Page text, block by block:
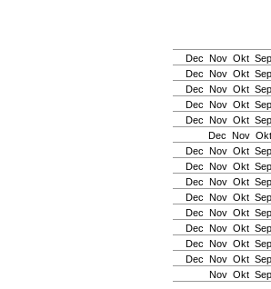
Dec Nov Okt Sep
Dec Nov Okt Sep
Dec Nov Okt Sep
Dec Nov Okt Sep
Dec Nov Okt Sep
Dec Nov Okt
Dec Nov Okt Sep
Dec Nov Okt Sep
Dec Nov Okt Sep
Dec Nov Okt Sep
Dec Nov Okt Sep
Dec Nov Okt Sep
Dec Nov Okt Sep
Dec Nov Okt Sep
Nov Okt Sep